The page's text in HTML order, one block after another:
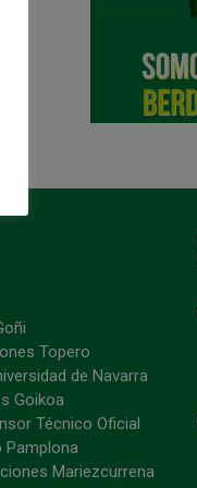
Topero
de Navarra
Goikoa
Técnico Oficial
Pamplona
Mariezcurrena